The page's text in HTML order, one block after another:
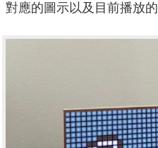
對應的圖示以及目前播放的